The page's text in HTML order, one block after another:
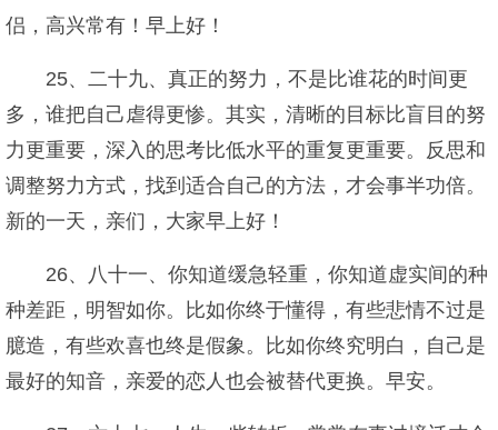
侣，高兴常有！早上好！
25、二十九、真正的努力，不是比谁花的时间更
多，谁把自己虐得更惨。其实，清晰的目标比盲目的努
力更重要，深入的思考比低水平的重复更重要。反思和
调整努力方式，找到适合自己的方法，才会事半功倍。
新的一天，亲们，大家早上好！
26、八十一、你知道缓急轻重，你知道虚实间的种
种差距，明智如你。比如你终于懂得，有些悲情不过是
臆造，有些欢喜也终是假象。比如你终究明白，自己是
最好的知音，亲爱的恋人也会被替代更换。早安。